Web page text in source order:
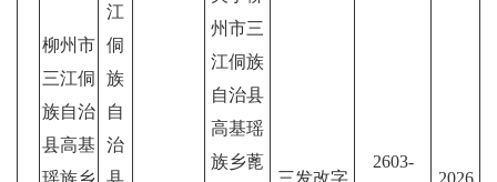
柳州市
三江侗
族自治
县高基
瑶族乡
江
侗
族
自
治
县
州市三
江侗族
自治县
高基瑶
族乡蓖
三发改字
2603-
2026